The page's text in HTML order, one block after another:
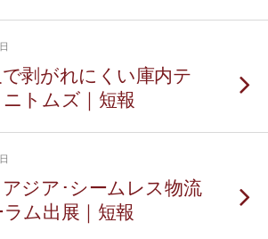
剥がれにくい庫内テ
トムズ｜短報
ジア･シームレス物流
ム出展｜短報